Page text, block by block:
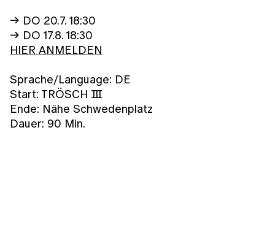
→ DO 20.7. 18:30
→ DO 17.8. 18:30
HIER ANMELDEN
Sprache/Language: DE
Start: TRÖSCH Ⅲ
Ende: Nähe Schwedenplatz
Dauer: 90 Min.